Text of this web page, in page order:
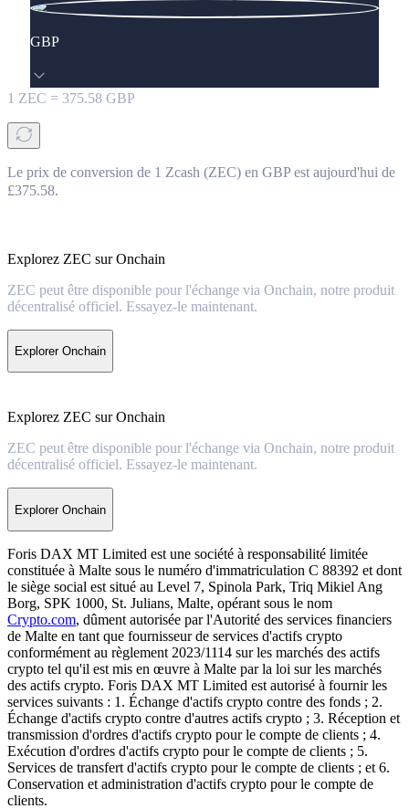
GBP
1 ZEC = 375.58 GBP
Le prix de conversion de 1 Zcash (ZEC) en GBP est aujourd'hui de
£375.58.
Explorez ZEC sur Onchain
ZEC peut être disponible pour l'échange via Onchain, notre produit
décentralisé officiel. Essayez-le maintenant.
Explorer Onchain
Explorez ZEC sur Onchain
ZEC peut être disponible pour l'échange via Onchain, notre produit
décentralisé officiel. Essayez-le maintenant.
Explorer Onchain
Foris DAX MT Limited est une société à responsabilité limitée
constituée à Malte sous le numéro d'immatriculation C 88392 et dont
le siège social est situé au Level 7, Spinola Park, Triq Mikiel Ang
Borg, SPK 1000, St. Julians, Malte, opérant sous le nom
Crypto.com, dûment autorisée par l'Autorité des services financiers
de Malte en tant que fournisseur de services d'actifs crypto
conformément au règlement 2023/1114 sur les marchés des actifs
crypto tel qu'il est mis en œuvre à Malte par la loi sur les marchés
des actifs crypto. Foris DAX MT Limited est autorisé à fournir les
services suivants : 1. Échange d'actifs crypto contre des fonds ; 2.
Échange d'actifs crypto contre d'autres actifs crypto ; 3. Réception et
transmission d'ordres d'actifs crypto pour le compte de clients ; 4.
Exécution d'ordres d'actifs crypto pour le compte de clients ; 5.
Services de transfert d'actifs crypto pour le compte de clients ; et 6.
Conservation et administration d'actifs crypto pour le compte de
clients.